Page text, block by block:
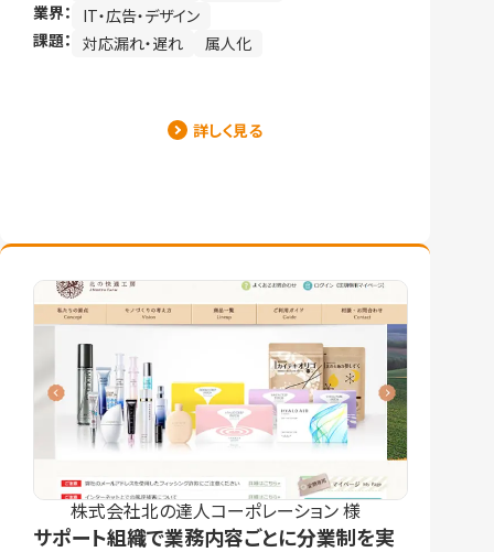
業界：
IT・広告・デザイン
課題： 対応漏れ・遅れ 属人化
詳しく見る
株式会社北の達人コーポレーション 様
サポート組織で業務内容ごとに分業制を実